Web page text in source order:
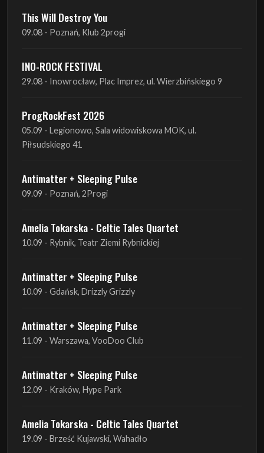
This Will Destroy You
09.08 - Poznań, Klub 2progi
INO-ROCK FESTIVAL
29.08 - Inowrocław, Plac Imprez, ul. Wierzbińskiego 9
ProgRockFest 2026
05.09 - Legionowo, Sala widowiskowa MOK, ul.
Piłsudskiego 41
Antimatter + Sleeping Pulse
09.09 - Poznań, 2Progi
Amelia Tokarska - Celtic Tales Quartet
10.09 - Rybnik, Teatr Ziemi Rybnickiej
Antimatter + Sleeping Pulse
10.09 - Gdańsk, Drizzly Grizzly
Antimatter + Sleeping Pulse
11.09 - Warszawa, VooDoo Club
Antimatter + Sleeping Pulse
12.09 - Kraków, Hype Park
Amelia Tokarska - Celtic Tales Quartet
19.09 - Brześć Kujawski, Wahadło